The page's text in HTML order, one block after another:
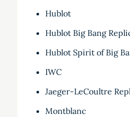
Hublot
Hublot Big Bang
Hublot Spirit of Big
IWC
Jaeger-LeCoultre
Montblanc